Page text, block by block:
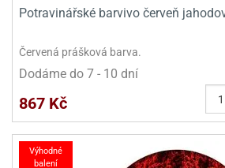
Potravinářské barvivo červeň
Červená prášková barva.
Dodáme do 7 - 10 dní
867 Kč
Výhodné
balení